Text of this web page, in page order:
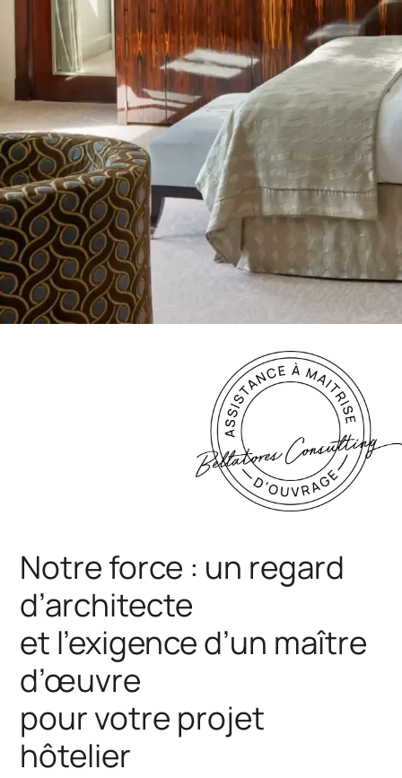
Notre force : un regard
d’architecte
et l’exigence d’un maître
d’œuvre
pour votre projet
hôtelier